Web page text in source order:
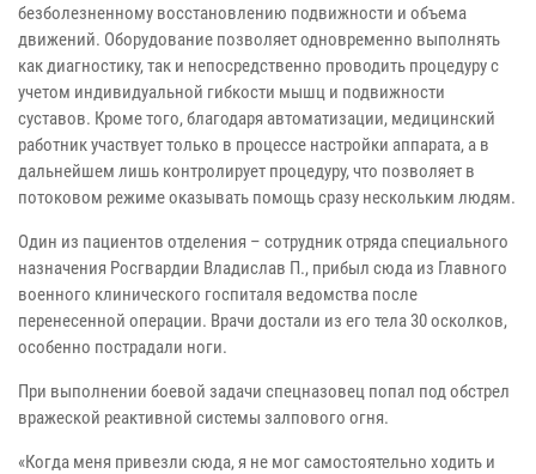
безболезненному восстановлению подвижности и объема
движений. Оборудование позволяет одновременно выполнять
как диагностику, так и непосредственно проводить процедуру с
учетом индивидуальной гибкости мышц и подвижности
суставов. Кроме того, благодаря автоматизации, медицинский
работник участвует только в процессе настройки аппарата, а в
дальнейшем лишь контролирует процедуру, что позволяет в
потоковом режиме оказывать помощь сразу нескольким людям.
Один из пациентов отделения – сотрудник отряда специального
назначения Росгвардии Владислав П., прибыл сюда из Главного
военного клинического госпиталя ведомства после
перенесенной операции. Врачи достали из его тела 30 осколков,
особенно пострадали ноги.
При выполнении боевой задачи спецназовец попал под обстрел
вражеской реактивной системы залпового огня.
«Когда меня привезли сюда, я не мог самостоятельно ходить и